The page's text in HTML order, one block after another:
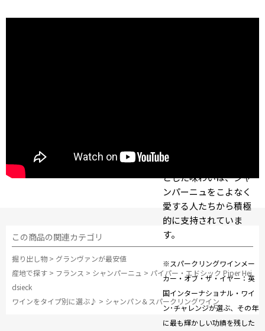
ュの手によるその溌剌
とした味わいは、シャ
ンパーニュをこよなく
愛する人たちから積極
的に支持されていま
す。
※スパークリングワインメー
カー・オブ・ザ・イヤー：英
国インターナショナル・ワイ
ン･チャレンジが選ぶ、その年
に最も輝かしい功績を残した
この商品の関連カテゴリ
掘り出し物 > グランヴァンが最安値
産地で探す > フランス > シャンパーニュ > パイパー・エドシック Piper Hei
dsieck
ワインをタイプ別に選ぶ♪ > シャンパン＆スパークリングワイン